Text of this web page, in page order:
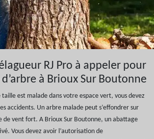
RJ Pro à appeler pour
à Brioux Sur Boutonne
est malade dans votre espace vert, vous devez
accidents. Un arbre malade peut s’effondrer sur
de vent fort. A Brioux Sur Boutonne, un abattage
Vous devez avoir l’autorisation de